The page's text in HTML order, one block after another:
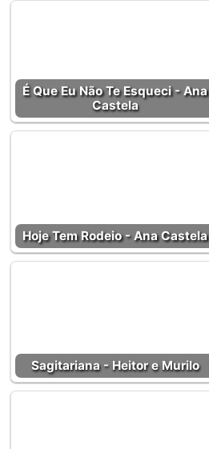
É Que Eu Não Te Esqueci - Ana
Castela
Hoje Tem Rodeio - Ana Castela
Sagitariana - Heitor e Murilo